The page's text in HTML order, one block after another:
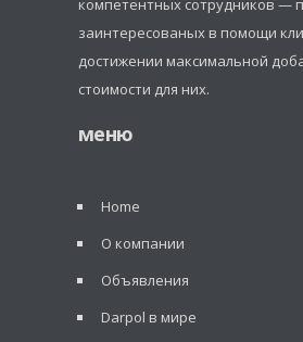
компетентных сотрудников —
заинтересованых в помощи
достижении максимальной
стоимости для них.
меню
Home
О компании
Объявления
Darpol в мире